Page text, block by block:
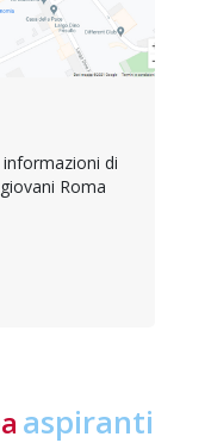
informazioni di
Roma
aspiranti